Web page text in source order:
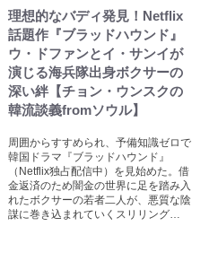
理想的なバディ発見！Netflix
話題作『ブラッドハウンド』
ウ・ドファンとイ・サンイが
演じる海兵隊出身ボクサーの
深い絆【チョン・ウンスクの
韓流談義fromソウル】
周囲からすすめられ、予備知識ゼロで
韓国ドラマ『ブラッドハウンド』
（Netflix独占配信中）を見始めた。借
金返済のため闇金の世界に足を踏み入
れたボクサーの若者二人が、悪質な陰
謀に巻き込まれていくスリリング…